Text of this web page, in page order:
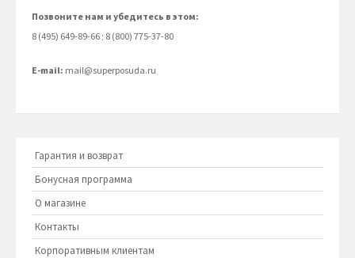
Позвоните нам и убедитесь в этом:
8 (495) 649-89-66 ; 8 (800) 775-37-80
E-mail: mail@superposuda.ru
Гарантия и возврат
Бонусная программа
О магазине
Контакты
Корпоративным клиентам